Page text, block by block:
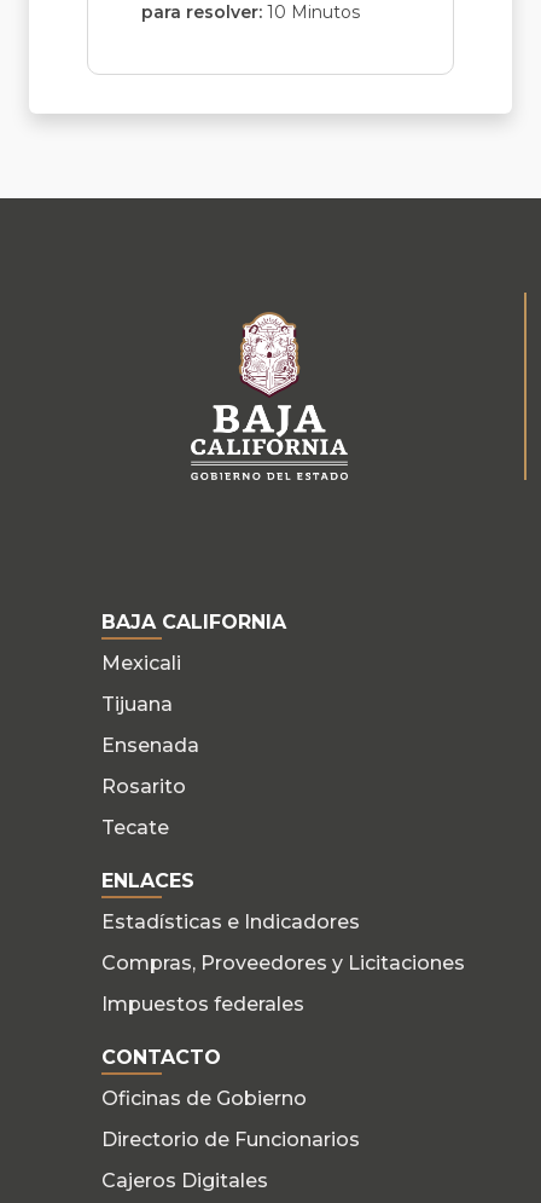
para resolver: 10 Minutos
BAJA CALIFORNIA
Mexicali
Tijuana
Ensenada
Rosarito
Tecate
ENLACES
Estadísticas e Indicadores
Compras, Proveedores y Licitaciones
Impuestos federales
CONTACTO
Oficinas de Gobierno
Directorio de Funcionarios
Cajeros Digitales